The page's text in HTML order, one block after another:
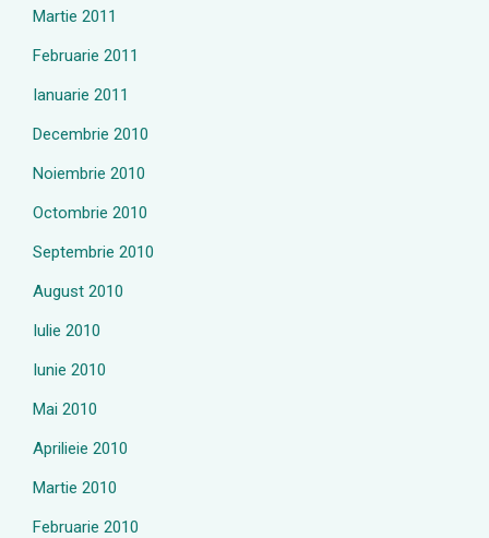
Martie 2011
Februarie 2011
Ianuarie 2011
Decembrie 2010
Noiembrie 2010
Octombrie 2010
Septembrie 2010
August 2010
Iulie 2010
Iunie 2010
Mai 2010
Aprilieie 2010
Martie 2010
Februarie 2010